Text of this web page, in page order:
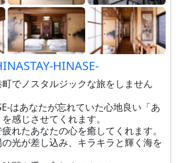
HINASE-
でノスタルジックな旅をしません
はあなたが忘れていた心地良い「あ
感じさせてくれます。
れたあなたの心を癒してくれます。
光が差し込み、キラキラと輝く海を